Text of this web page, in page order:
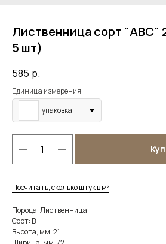
Лиственница сорт "ABC"
5 шт)
585 р.
Единица измерения
упаковка
Посчитать, сколько штук в м²
Порода: Лиственница
Сорт: B
Высота, мм: 21